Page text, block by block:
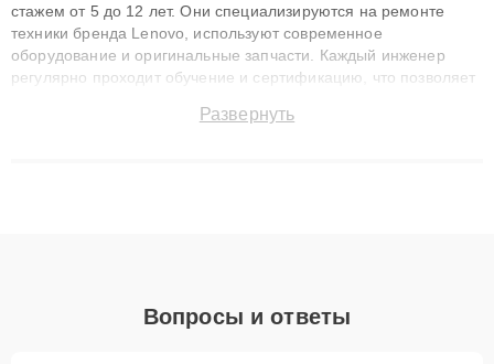
стажем от 5 до 12 лет. Они специализируются на ремонте
техники бренда Lenovo, используют современное
оборудование и оригинальные запчасти. Каждый инженер
регулярно проходит обучение и сертификацию, что позволяет
технику с сохранением гарантии до 3 лет. Наши мастера
Развернуть
Вопросы и ответы